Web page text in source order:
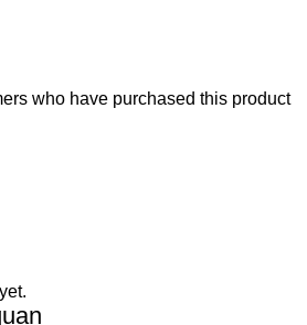
who have purchased this product